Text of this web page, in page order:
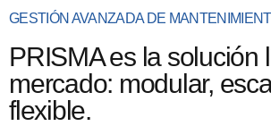
GESTIÓN AVANZADA DE
PRISMA es la solución
mercado: modular,
flexible.